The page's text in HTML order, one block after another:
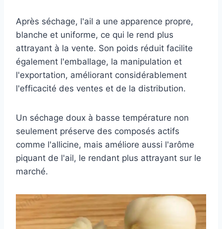
Après séchage, l'ail a une apparence propre,
blanche et uniforme, ce qui le rend plus
attrayant à la vente. Son poids réduit facilite
également l'emballage, la manipulation et
l'exportation, améliorant considérablement
l'efficacité des ventes et de la distribution.
Un séchage doux à basse température non
seulement préserve des composés actifs
comme l'allicine, mais améliore aussi l'arôme
piquant de l'ail, le rendant plus attrayant sur le
marché.